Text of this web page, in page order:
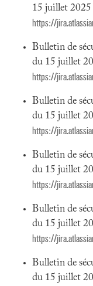
15 juillet 2025
https://
Bulletin de
du 15 juillet
https://
Bulletin de
du 15 juillet
https://
Bulletin de
du 15 juillet
https://
Bulletin de
du 15 juillet
https://
Bulletin de
du 15 juillet